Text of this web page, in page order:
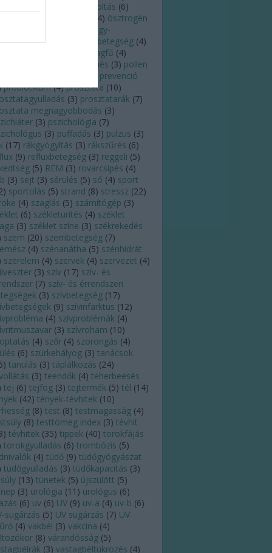
oltás (6)
4) ösztrogén
pajzsmirigy-
(5 pajzsmirigybetegség (4)
parlagfű (4)
pihenés (3) pollen
prevenció
probiotikum (4) prosztata (10)
(3) prosztatarák (7)
megnagyobbodás (3)
(3) pszichológia (7)
(3) puffadás (3) pulzus (3)
(17) rákgyógyítás (3) rákszűrés (6)
(9) refluxbetegség (3) reggeli (5)
(5) REM (3) rovarcsípés (4)
(3) sejt (3) sérülés (5) só (4) sport
) sportolás (5) strand (8) stressz (22)
(4) szaglás (5) számítógép (3)
(6) székletürítés (4) széklet
(3) széklet színe (3) székrekedés
szem (20) szembetegség (7)
(4) szénanátha (5) szénhidrát
szerelem (4) szervek (4) szervezet (4)
(3) szív (17) szív- és
(7) szív- és érrendszeri
(3) szívbetegség (17)
(9) szívinfarktus (12)
(4) szívproblémák (4)
(3) szívroham (10)
(4) szőr (4) szorongás (4)
(6) szürkehályog (3) tanácsok
) tanulás (3) táplálkozás (24)
(3) teendők (4) teherbeesés
tej (6) tejfog (3) tejtermék (5) tél (14)
(42) tények-tévhitek (10)
(8) test (8) testmagasság (4)
(8) testtömeg index (3) tévhit
) tévhitek (35) tippek (40) torokfájás
torokgyulladás (6) trombózis (5)
(4) tüdő (9) tüdőgyógyászat
tüdőgyulladás (3) tüdőkapacitás (3)
(13) tünetek (5) újszülött (5)
(3) urológia (11 ) urológus (6)
(6) uv (6) UV (9) uv-a (4) uv-b (6)
sugárzás (5) UV sugárzás (7) UV
(4) vakbél (3) vakcina (4)
(8) várandósság (5)
(3) vastagbéltükrözés (4)